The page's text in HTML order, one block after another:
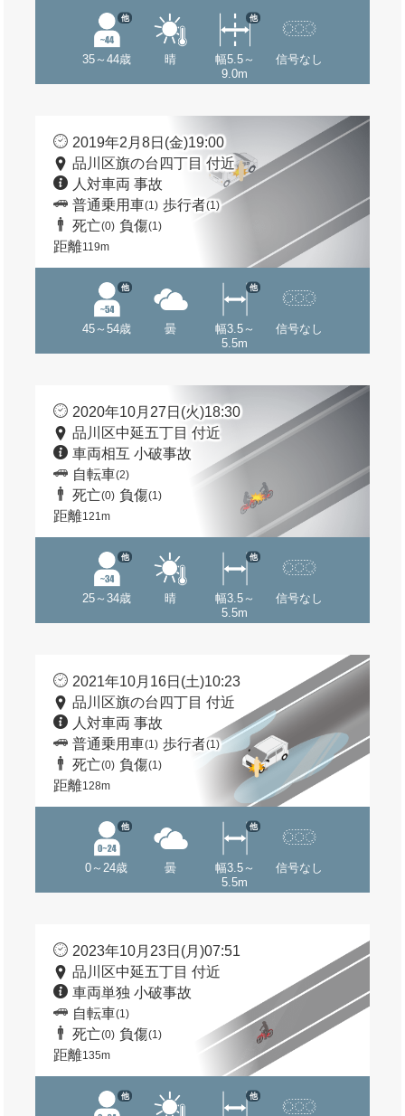
35～44歳
他
晴
幅5.5～
9.0m
他
信号なし
2019年2月8日(金)19:00
品川区旗の台四丁目 付近
人対車両 事故
普通乗用車(1) 歩行者(1)
死亡(0) 負傷(1)
距離119m
45～54歳
他
曇
幅3.5～
5.5m
他
信号なし
2020年10月27日(火)18:30
品川区中延五丁目 付近
車両相互 小破事故
自転車(2)
死亡(0) 負傷(1)
距離121m
25～34歳
他
晴
幅3.5～
5.5m
他
信号なし
2021年10月16日(土)10:23
品川区旗の台四丁目 付近
人対車両 事故
普通乗用車(1) 歩行者(1)
死亡(0) 負傷(1)
距離128m
0～24歳
他
曇
幅3.5～
5.5m
他
信号なし
2023年10月23日(月)07:51
品川区中延五丁目 付近
車両単独 小破事故
自転車(1)
死亡(0) 負傷(1)
距離135m
他 他